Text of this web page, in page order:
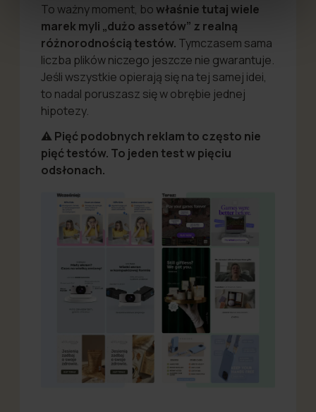
To ważny moment, bowłaśnie tutaj wiele
marek myli „dużo assetów” z realną
różnorodnością testów. Tymczasem sama
liczba plików niczego jeszcze nie gwarantuje.
Jeśli wszystkie opierają się na tej samej idei,
to nadal poruszasz się w obrębie jednej
hipotezy.
⚠️Pięć podobnych reklam to często nie
pięć testów. To jeden test w pięciu
odsłonach.